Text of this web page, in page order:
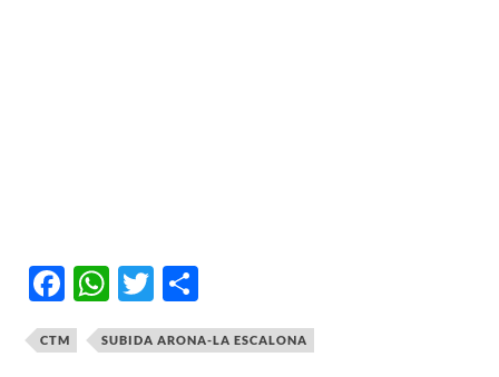
Facebook
WhatsApp
Twitter
CTM SUBIDA ARONA-LA ESCALONA